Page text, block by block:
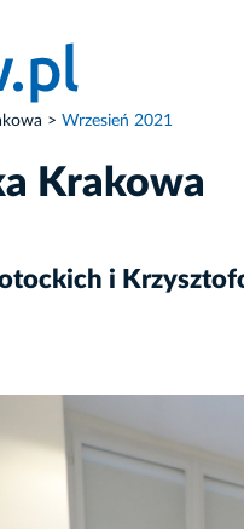
Wrzesień 2021
Krakowa
i